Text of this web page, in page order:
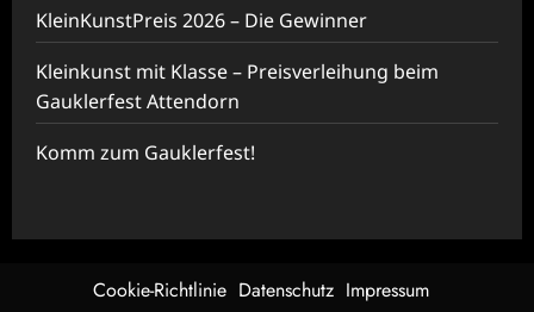
KleinKunstPreis 2026 – Die Gewinner
Kleinkunst mit Klasse – Preisverleihung beim
Gauklerfest Attendorn
Komm zum Gauklerfest!
Cookie-Richtlinie Datenschutz Impressum